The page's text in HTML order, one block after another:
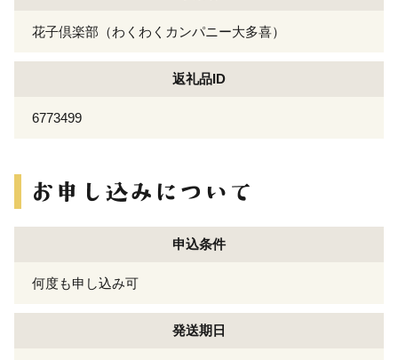
花子倶楽部（わくわくカンパニー大多喜）
返礼品ID
6773499
申込条件
何度も申し込み可
発送期日